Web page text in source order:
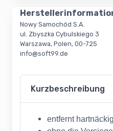
Nowy Samochód S.A.
ul. Zbyszka Cybulskiego 3
Warszawa, Polen, 00-725
info@soft99.de
Kurzbeschreibung
entfernt